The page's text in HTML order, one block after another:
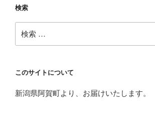
検索
検
索:
このサイトについて
新潟県阿賀町より、お届けいたします。